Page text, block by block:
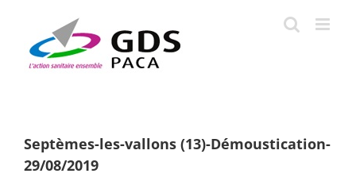
Septèmes-les-vallons (13)-Démoustication-
29/08/2019